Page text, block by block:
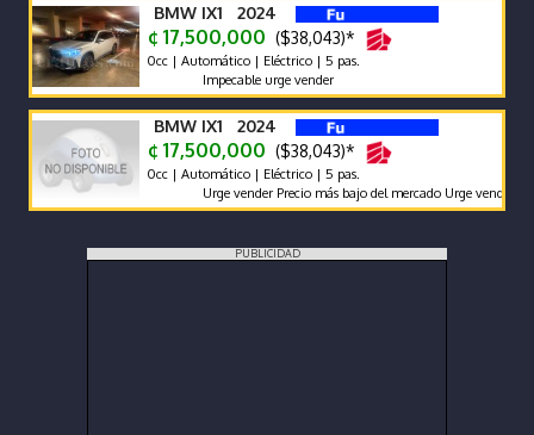
BMW IX1 2024
¢ 17,500,000 ($38,043)*
0cc | Automático | Eléctrico | 5 pas.
Impecable urge vender
BMW IX1 2024
¢ 17,500,000 ($38,043)*
0cc | Automático | Eléctrico | 5 pas.
Urge vender Precio más bajo del mercado Urge vender
PUBLICIDAD